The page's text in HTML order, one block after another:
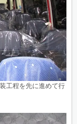
工程を先に進めて行